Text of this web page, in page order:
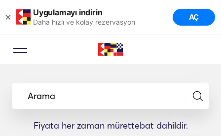
× Uygulamayı indirin
Daha hızlı ve kolay rezervasyon AÇ
Arama
Fiyata her zaman mürettebat dahildir.